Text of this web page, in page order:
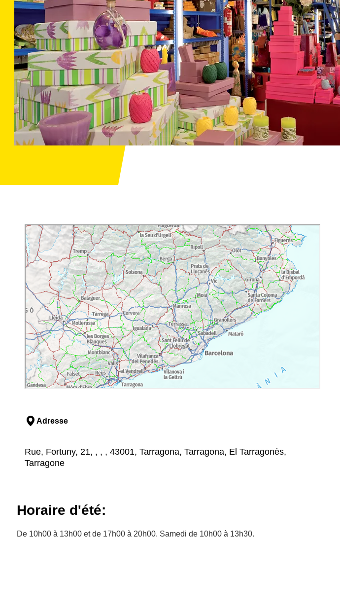
Adresse
Rue, Fortuny, 21, , , , 43001, Tarragona, Tarragona, El Tarragonès,
Tarragone
Horaire d'été:
De 10h00 à 13h00 et de 17h00 à 20h00. Samedi de 10h00 à 13h30.